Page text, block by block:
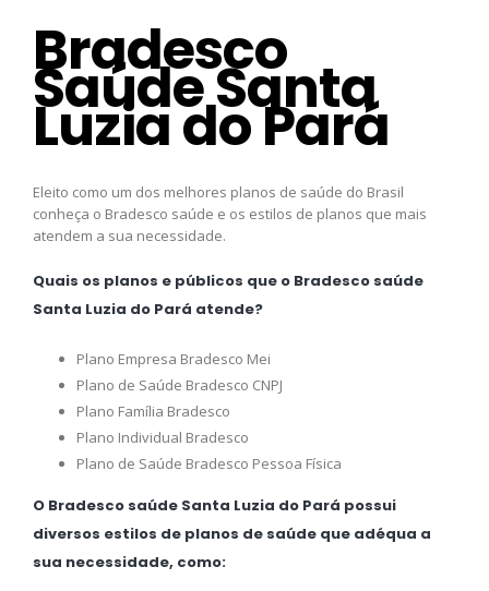
Bradesco
Saúde Santa
Luzia do Pará
Eleito como um dos melhores planos de saúde do Brasil
conheça o Bradesco saúde e os estilos de planos que mais
atendem a sua necessidade.
Quais os planos e públicos que o Bradesco saúde
Santa Luzia do Pará atende?
Plano Empresa Bradesco Mei
Plano de Saúde Bradesco CNPJ
Plano Família Bradesco
Plano Individual Bradesco
Plano de Saúde Bradesco Pessoa Física
O Bradesco saúde Santa Luzia do Pará possui
diversos estilos de planos de saúde que adéqua a
sua necessidade, como: